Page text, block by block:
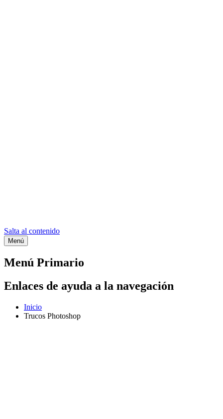
Salta al contenido
Categoría:
Menú
Menú Primario
Enlaces de ayuda a la navegación
Inicio
Trucos Photoshop